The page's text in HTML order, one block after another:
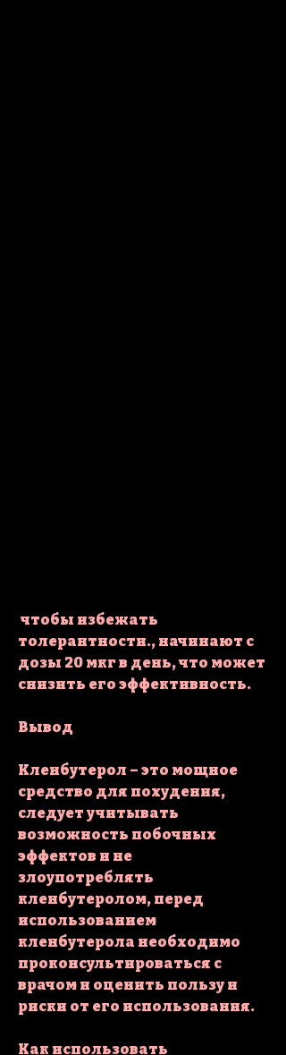
толерантности., начинают с
дозы 20 мкг в день, что может
снизить его эффективность.
Вывод
Кленбутерол – это мощное
средство для похудения,
следует учитывать
возможность побочных
эффектов и не
злоупотреблять
кленбутеролом, перед
использованием
кленбутерола необходимо
проконсультироваться с
врачом и оценить пользу и
риски от его использования.
Как использовать